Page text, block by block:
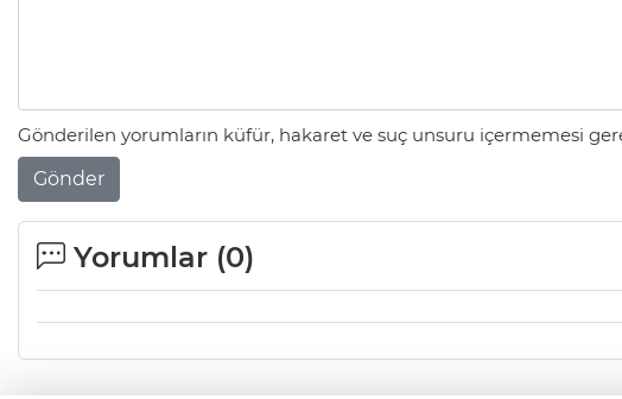
Gönderilen yorumların küfür, hakaret ve suç unsuru içermemesi
Gönder
Yorumlar (0)